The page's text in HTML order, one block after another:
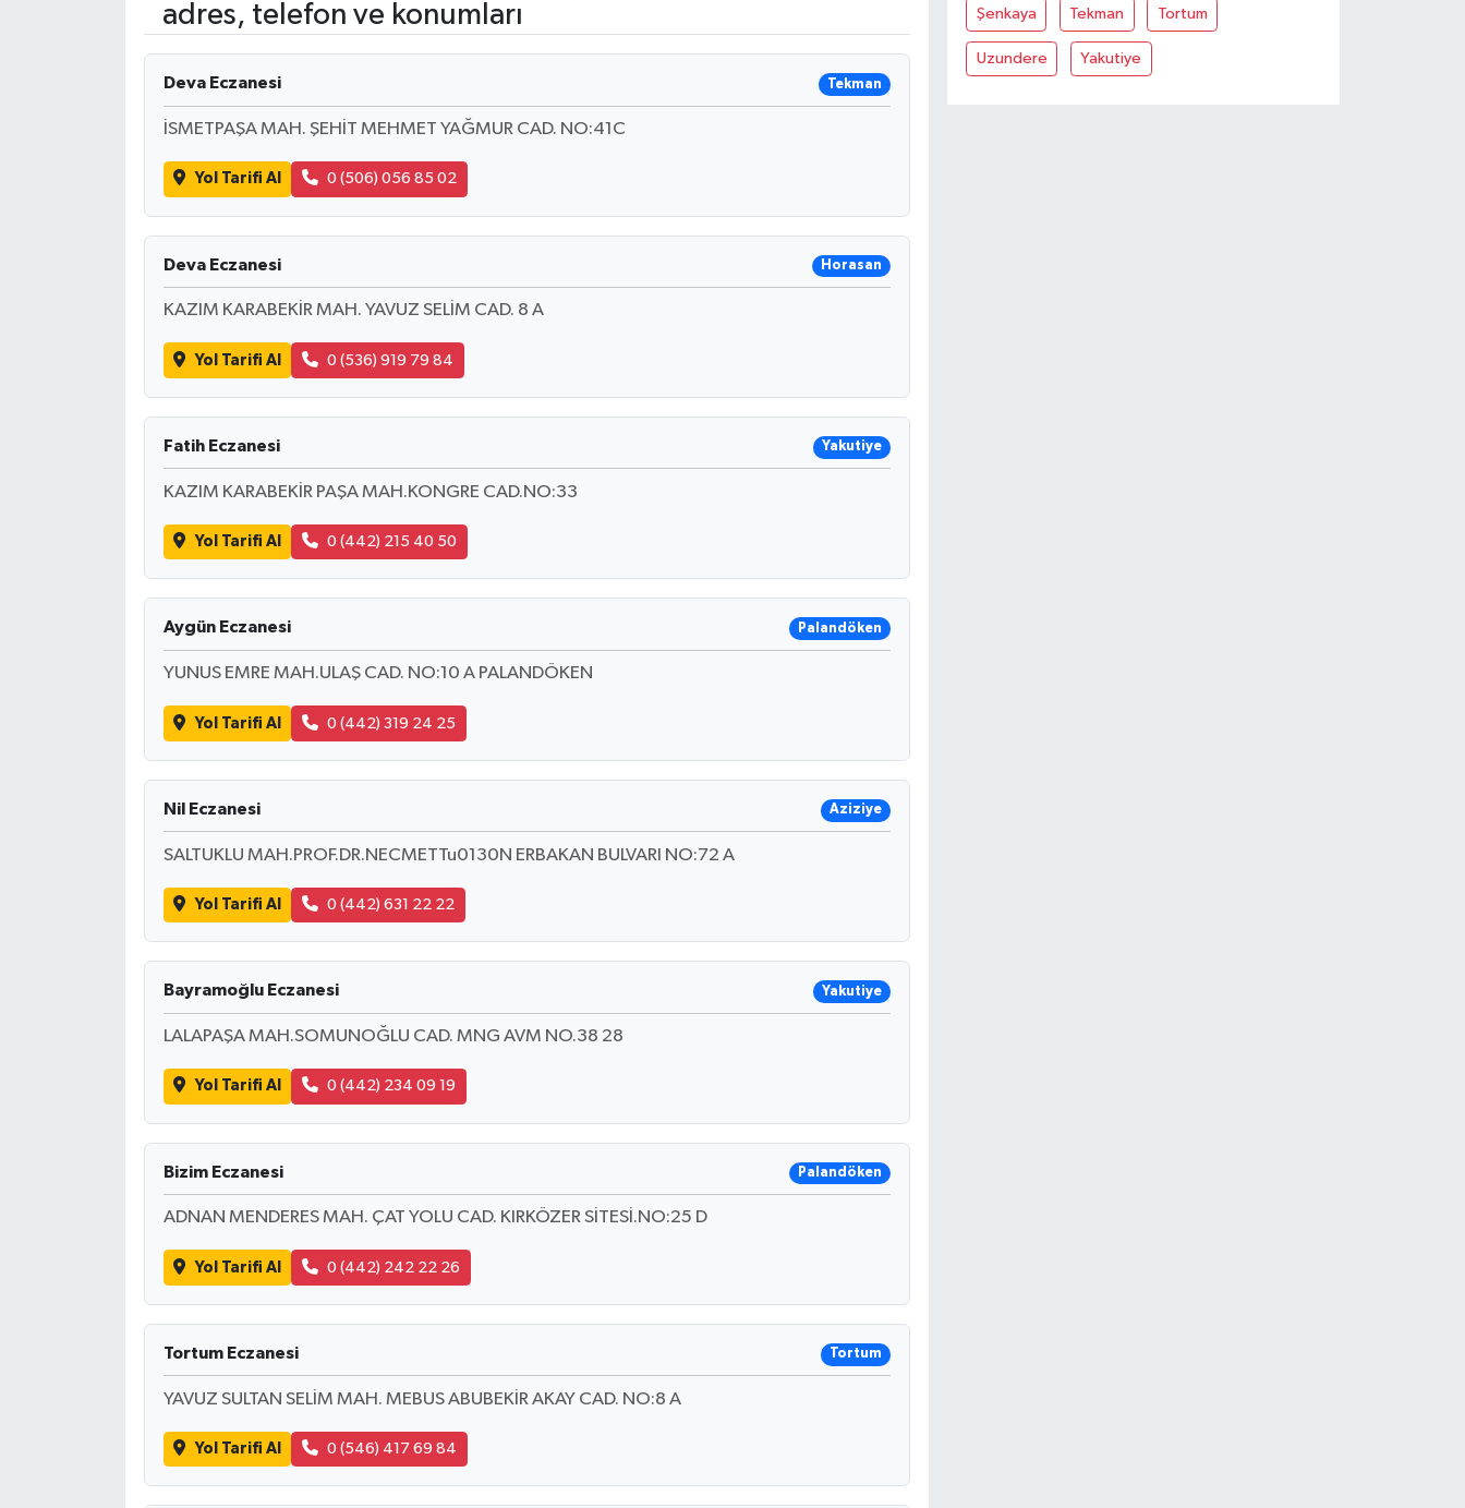
adres, telefon ve konumları
Deva Eczanesi Tekman
İSMETPAŞA MAH. ŞEHİT MEHMET YAĞMUR CAD. NO:41C
Yol Tarifi Al 0 (506) 056 85 02
Deva Eczanesi Horasan
KAZIM KARABEKİR MAH. YAVUZ SELİM CAD. 8 A
Yol Tarifi Al 0 (536) 919 79 84
Fatih Eczanesi Yakutiye
KAZIM KARABEKİR PAŞA MAH.KONGRE CAD.NO:33
Yol Tarifi Al 0 (442) 215 40 50
Aygün Eczanesi Palandöken
YUNUS EMRE MAH.ULAŞ CAD. NO:10 A PALANDÖKEN
Yol Tarifi Al 0 (442) 319 24 25
Nil Eczanesi Aziziye
SALTUKLU MAH.PROF.DR.NECMETTu0130N ERBAKAN BULVARI NO:72 A
Yol Tarifi Al 0 (442) 631 22 22
Bayramoğlu Eczanesi Yakutiye
LALAPAŞA MAH.SOMUNOĞLU CAD. MNG AVM NO.38 28
Yol Tarifi Al 0 (442) 234 09 19
Bizim Eczanesi Palandöken
ADNAN MENDERES MAH. ÇAT YOLU CAD. KIRKÖZER SİTESİ.NO:25 D
Yol Tarifi Al 0 (442) 242 22 26
Tortum Eczanesi Tortum
YAVUZ SULTAN SELİM MAH. MEBUS ABUBEKİR AKAY CAD. NO:8 A
Yol Tarifi Al 0 (546) 417 69 84
Şenkaya Tekman Tortum
Uzundere Yakutiye
HABERDE İNSAN
RESMİ İLANLAR
Tarihi Yapılarımız